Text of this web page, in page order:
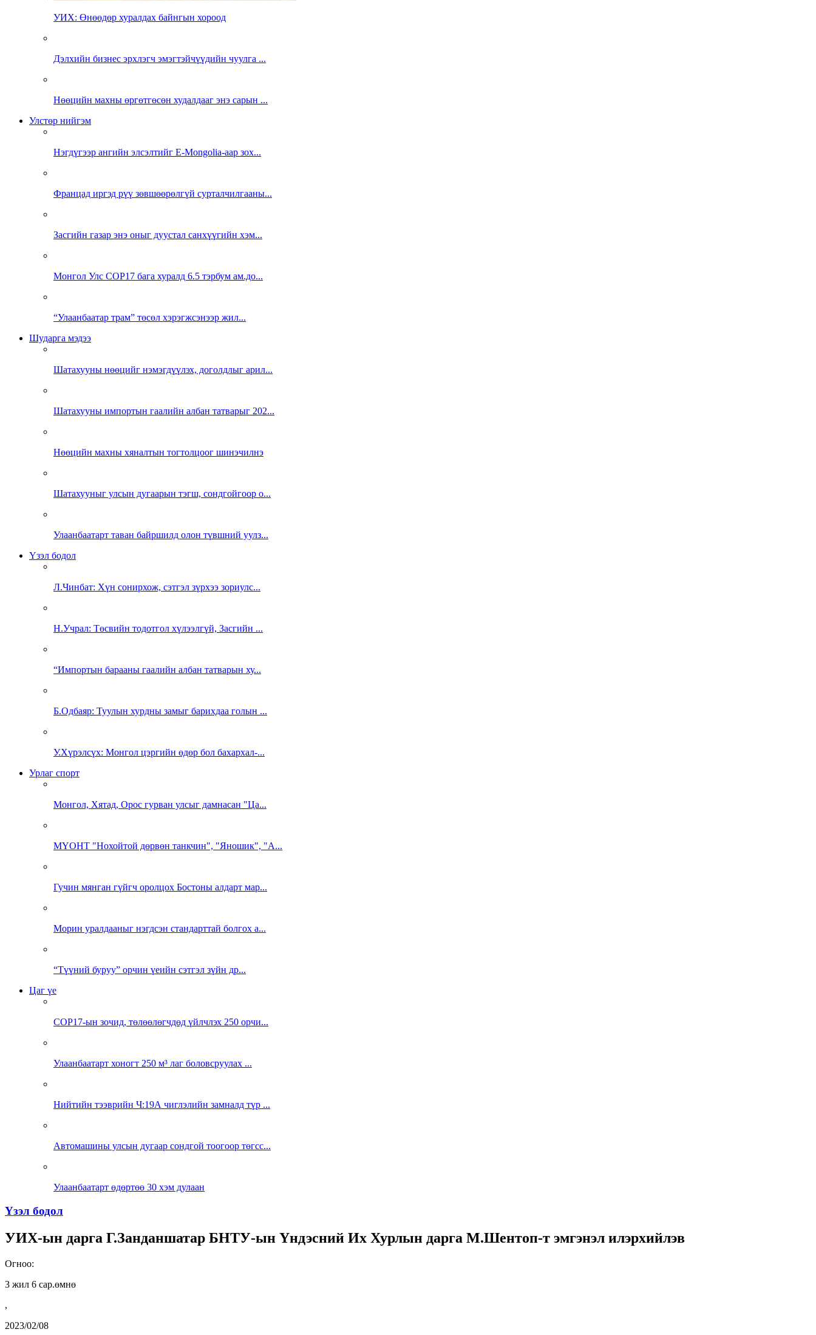
УИХ: Өнөөдөр хуралдах байнгын хороод
Дэлхийн бизнес эрхлэгч эмэгтэйчүүдийн чуулга ...
Нөөцийн махны өргөтгөсөн худалдааг энэ сарын ...
Улстөр нийгэм
Нэгдүгээр ангийн элсэлтийг E-Mongolia-аар зох...
Францад иргэд рүү зөвшөөрөлгүй сурталчилгааны...
Засгийн газар энэ оныг дуустал санхүүгийн хэм...
Монгол Улс COP17 бага хуралд 6.5 тэрбум ам.до...
“Улаанбаатар трам” төсөл хэрэгжсэнээр жил...
Шударга мэдээ
Шатахууны нөөцийг нэмэгдүүлэх, доголдлыг арил...
Шатахууны импортын гаалийн албан татварыг 202...
Нөөцийн махны хяналтын тогтолцоог шинэчилнэ
Шатахууныг улсын дугаарын тэгш, сондгойгоор о...
Улаанбаатарт таван байршилд олон түвшний уулз...
Үзэл бодол
Л.Чинбат: Хүн сонирхож, сэтгэл зүрхээ зориулс...
Н.Учрал: Төсвийн тодотгол хүлээлгүй, Засгийн ...
“Импортын барааны гаалийн албан татварын ху...
Б.Одбаяр: Туулын хурдны замыг барихдаа голын ...
У.Хүрэлсүх: Монгол цэргийн өдөр бол бахархал-...
Урлаг спорт
Монгол, Хятад, Орос гурван улсыг дамнасан "Ца...
МҮОНТ "Нохойтой дөрвөн танкчин", "Яношик", "А...
Гучин мянган гүйгч оролцох Бостоны алдарт мар...
Морин уралдааныг нэгдсэн стандарттай болгох а...
“Түүний буруу” орчин үеийн сэтгэл зүйн др...
Цаг үе
COP17-ын зочид, төлөөлөгчдөд үйлчлэх 250 орчи...
Улаанбаатарт хоногт 250 м³ лаг боловсруулах ...
Нийтийн тээврийн Ч:19А чиглэлийн замналд түр ...
Автомашины улсын дугаар сондгой тоогоор төгсс...
Улаанбаатарт өдөртөө 30 хэм дулаан
Үзэл бодол
УИХ-ын дарга Г.Занданшатар БНТУ-ын Үндэсний Их Хурлын дарга М.Шентоп-т эмгэнэл илэрхийлэв
Огноо:
3 жил 6 сар.өмнө
,
2023/02/08